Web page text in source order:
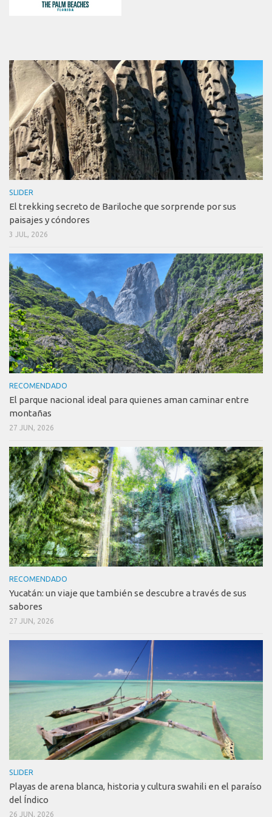
SLIDER
El trekking secreto de Bariloche que sorprende por sus
paisajes y cóndores
3 JUL, 2026
RECOMENDADO
El parque nacional ideal para quienes aman caminar entre
montañas
27 JUN, 2026
RECOMENDADO
Yucatán: un viaje que también se descubre a través de sus
sabores
27 JUN, 2026
SLIDER
Playas de arena blanca, historia y cultura swahili en el paraíso
del Índico
26 JUN, 2026